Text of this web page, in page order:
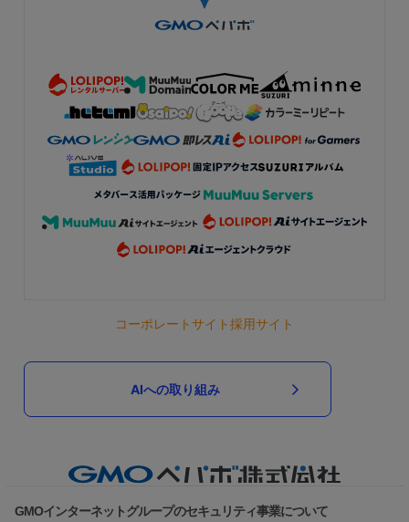
コーポレートサイト採用サイト
AIへの取り組み
GMOインターネットグループのセキュリティ事業について